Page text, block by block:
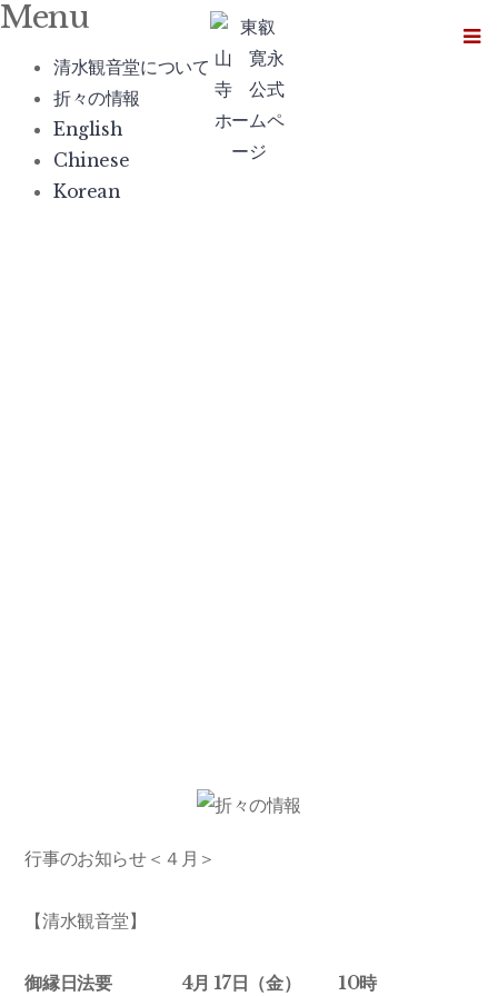
Skip
content
Menu
清水観音堂について
折々の情報
English
Chinese
Korean
行事のお知らせ＜４月＞
【清水観音堂】
御縁日法要 4月 17日（金） 10時